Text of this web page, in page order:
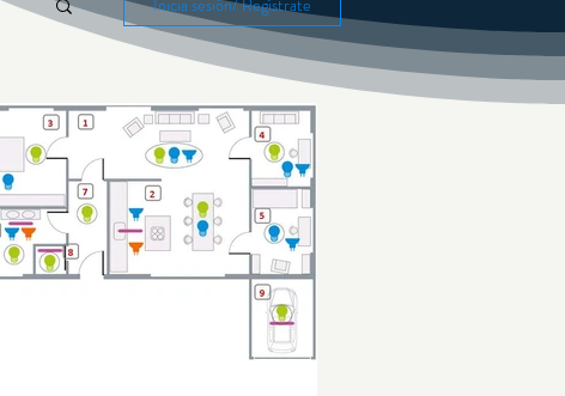
Inicia sesión/ Regístrate